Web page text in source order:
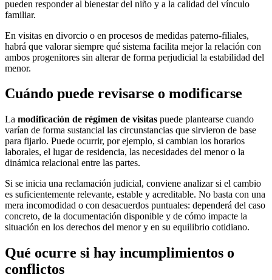
pueden responder al bienestar del niño y a la calidad del vínculo
familiar.
En visitas en divorcio o en procesos de medidas paterno-filiales,
habrá que valorar siempre qué sistema facilita mejor la relación con
ambos progenitores sin alterar de forma perjudicial la estabilidad del
menor.
Cuándo puede revisarse o modificarse
La modificación de régimen de visitas puede plantearse cuando
varían de forma sustancial las circunstancias que sirvieron de base
para fijarlo. Puede ocurrir, por ejemplo, si cambian los horarios
laborales, el lugar de residencia, las necesidades del menor o la
dinámica relacional entre las partes.
Si se inicia una reclamación judicial, conviene analizar si el cambio
es suficientemente relevante, estable y acreditable. No basta con una
mera incomodidad o con desacuerdos puntuales: dependerá del caso
concreto, de la documentación disponible y de cómo impacte la
situación en los derechos del menor y en su equilibrio cotidiano.
Qué ocurre si hay incumplimientos o
conflictos